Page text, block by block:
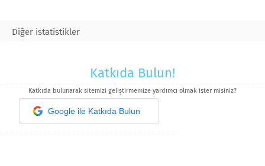
Diğer istatistikler
Katkıda Bulun!
Katkıda bulunarak sitemizi geliştirmemize yardımcı olmak ister misiniz?
Google ile Katkıda Bulun